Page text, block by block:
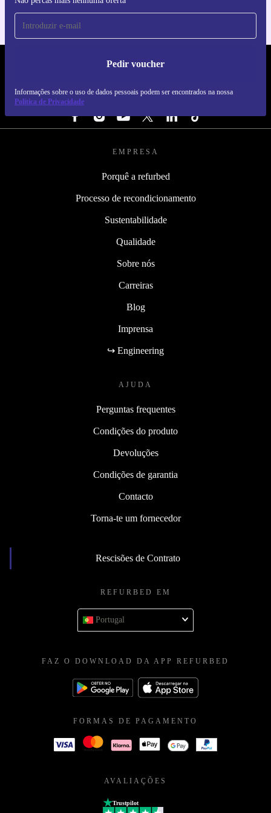
Pedir voucher
Informações sobre o uso de dados pessoais podem ser encontrados na nossa
Política de Privacidade
REFURBED PORTUGAL - RETHINK NEW.
SEGUE-NOS
EMPRESA
Porquê a refurbed
Processo de recondicionamento
Sustentabilidade
Qualidade
Sobre nós
Carreiras
Blog
Imprensa
↪ Engineering
AJUDA
Perguntas frequentes
Condições do produto
Devoluções
Condições de garantia
Contacto
Torna-te um fornecedor
Rescisões de Contrato
REFURBED EM
Portugal
FAZ O DOWNLOAD DA APP REFURBED
FORMAS DE PAGAMENTO
AVALIAÇÕES
Trustpilot